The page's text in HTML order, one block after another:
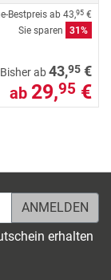
Bestpreis ab 43,95 €
Sie sparen
31%
Bisher ab43,95 €
ab 29,95 €
erhalten